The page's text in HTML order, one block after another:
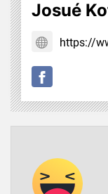
Josué
https://